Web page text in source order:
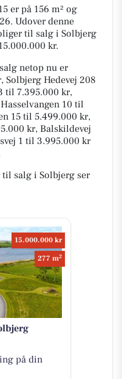
er på 156 m² og
Udover denne
til salg i Solbjerg
kr.
netop nu er
Solbjerg Hedevej 208
til 7.395.000 kr,
10 til
15 til 5.499.000 kr,
kr, Balskildevej
1 til 3.995.000 kr
salg i Solbjerg ser
15.000.000 kr
277 m2
på din